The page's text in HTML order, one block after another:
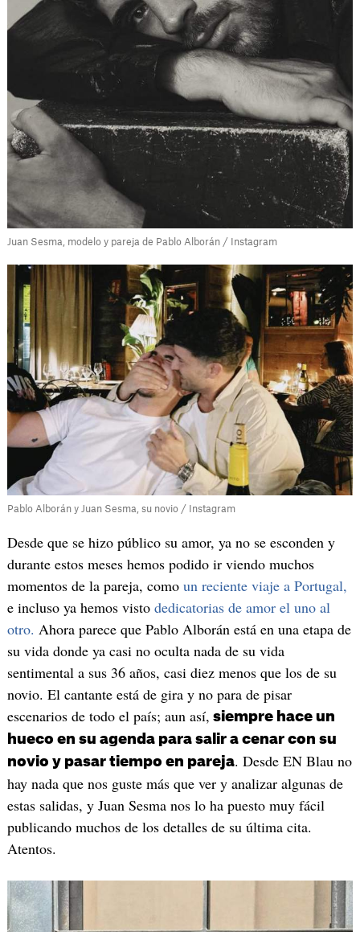
Juan Sesma, modelo y pareja de Pablo Alborán / Instagram
Pablo Alborán y Juan Sesma, su novio / Instagram
Desde que se hizo público su amor, ya no se esconden y
durante estos meses hemos podido ir viendo muchos
momentos de la pareja, como un reciente viaje a Portugal,
e incluso ya hemos visto dedicatorias de amor el uno al
otro. Ahora parece que Pablo Alborán está en una etapa de
su vida donde ya casi no oculta nada de su vida
sentimental a sus 36 años, casi diez menos que los de su
novio. El cantante está de gira y no para de pisar
escenarios de todo el país; aun así, siempre hace un
hueco en su agenda para salir a cenar con su
novio y pasar tiempo en pareja. Desde EN Blau no
hay nada que nos guste más que ver y analizar algunas de
estas salidas, y Juan Sesma nos lo ha puesto muy fácil
publicando muchos de los detalles de su última cita.
Atentos.